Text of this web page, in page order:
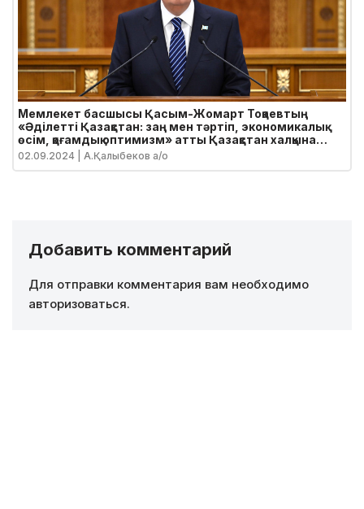
Мемлекет басшысы Қасым-Жомарт Тоқаевтың
«Әділетті Қазақстан: заң мен тәртіп, экономикалық
өсім, қоғамдық оптимизм» атты Қазақстан халқына
Жолдауы
02.09.2024 | А.Қалыбеков а/о
Добавить комментарий
Для отправки комментария вам необходимо
авторизоваться.